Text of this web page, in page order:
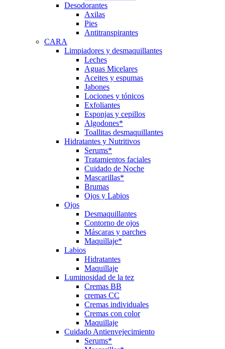
Desodorantes
Axilas
Pies
Antitranspirantes
CARA
Limpiadores y desmaquillantes
Leches
Aguas Micelares
Aceites y espumas
Jabones
Lociones y tónicos
Exfoliantes
Esponjas y cepillos
Algodones*
Toallitas desmaquillantes
Hidratantes y Nutritivos
Serums*
Tratamientos faciales
Cuidado de Noche
Mascarillas*
Brumas
Ojos y Labios
Ojos
Desmaquillantes
Contorno de ojos
Máscaras y parches
Maquillaje*
Labios
Hidratantes
Maquillaje
Luminosidad de la tez
Cremas BB
cremas CC
Cremas individuales
Cremas con color
Maquillaje
Cuidado Antienvejecimiento
Serums*